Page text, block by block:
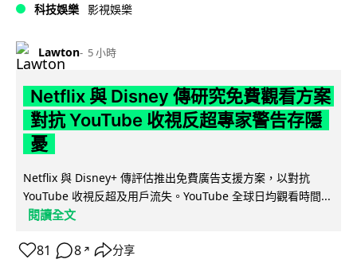
科技娛樂 影視娛樂
Lawton 5 小時
Netflix 與 Disney 傳研究免費觀看方案
對抗 YouTube 收視反超專家警告存隱
憂
Netflix 與 Disney+ 傳評估推出免費廣告支援方案，以對抗
YouTube 收視反超及用戶流失。YouTube 全球日均觀看時間...
閱讀全文
81 8 ↗ 分享